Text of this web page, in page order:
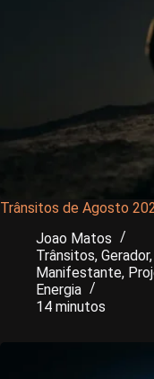
Trânsitos de Agosto
Joao Matos
Trânsitos, Gerador,
Manifestante,
Energia
14 minutos